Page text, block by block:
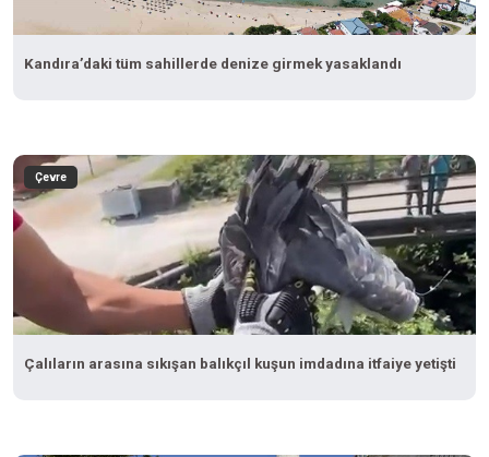
Kandıra’daki tüm sahillerde denize girmek yasaklandı
Çevre
Çalıların arasına sıkışan balıkçıl kuşun imdadına itfaiye yetişti